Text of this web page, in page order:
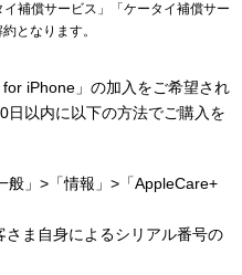
補償サービス」「ケータイ補償サー
となります。
iPhone」の加入をご希望され
日以内に以下の方法でご購入を
般」>「情報」>「AppleCare+
さま自身によるシリアル番号の